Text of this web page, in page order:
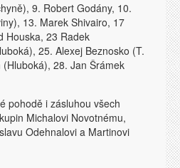
9. Robert Godány, 10.
13. Marek Shivairo, 17
Houska, 23 Radek
25. Alexej Beznosko (T.
28. Jan Šrámek
pohodě i zásluhou všech
Michalovi Novotnému,
Odehnalovi a Martinovi